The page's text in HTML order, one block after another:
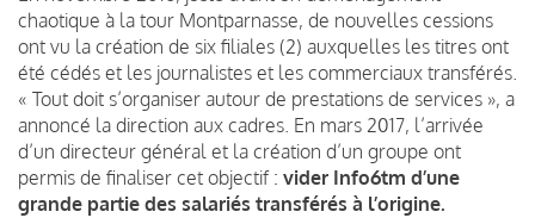
chaotique à la tour Montparnasse, de nouvelles cessions
ont vu la création de six filiales (2) auxquelles les titres ont
été cédés et les journalistes et les commerciaux transférés.
« Tout doit s’organiser autour de prestations de services », a
annoncé la direction aux cadres. En mars 2017, l’arrivée
d’un directeur général et la création d’un groupe ont
permis de finaliser cet objectif : vider Info6tm d’une
grande partie des salariés transférés à l’origine.